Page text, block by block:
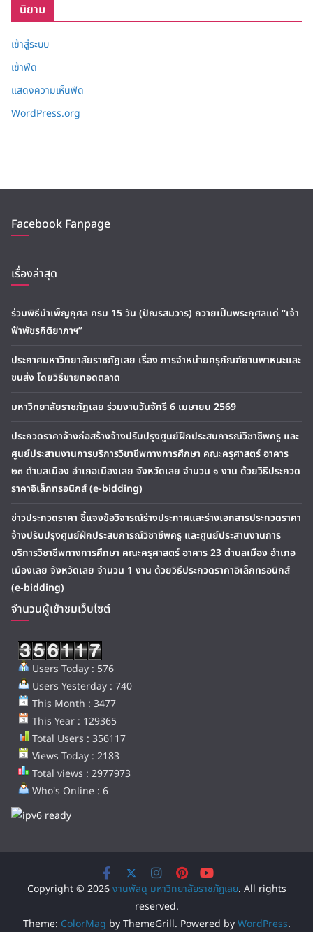
นิยาม
เข้าสู่ระบบ
เข้าฟีด
แสดงความเห็นฟีด
WordPress.org
Facebook Fanpage
เรื่องล่าสุด
ร่วมพิธีบำเพ็ญกุศล ครบ 15 วัน (ปัณรสมวาร) ถวายเป็นพระกุศลแด่ “เจ้า
ฟ้าพัชรกิติยาภาฯ”
ประกาศมหาวิทยาลัยราชภัฏเลย เรื่อง การจำหน่ายครุภัณฑ์ยานพาหนะและ
ขนส่ง โดยวิธีขายทอดตลาด
มหาวิทยาลัยราชภัฏเลย ร่วมงานวันจักรี 6 เมษายน 2569
ประกวดราคาจ้างก่อสร้างจ้างปรับปรุงศูนย์ฝึกประสบการณ์วิชาชีพครู และ
ศูนย์ประสานงานการบริการวิชาชีพทางการศึกษา คณะครุศาสตร์ อาคาร
๒๓ ตำบลเมือง อำเภอเมืองเลย จังหวัดเลย จำนวน ๑ งาน ด้วยวิธีประกวด
ราคาอิเล็กทรอนิกส์ (e-bidding)
ข่าวประกวดราคา ชี้แจงข้อวิจารณ์ร่างประกาศและร่างเอกสารประกวดราคา
จ้างปรับปรุงศูนย์ฝึกประสบการณ์วิชาชีพครู และศูนย์ประสานงานการ
บริการวิชาชีพทางการศึกษา คณะครุศาสตร์ อาคาร 23 ตำบลเมือง อำเภอ
เมืองเลย จังหวัดเลย จำนวน 1 งาน ด้วยวิธีประกวดราคาอิเล็กทรอนิกส์
(e-bidding)
จำนวนผู้เข้าชมเว็บไซต์
Users Today : 576
Users Yesterday : 740
This Month : 3477
This Year : 129365
Total Users : 356117
Views Today : 2183
Total views : 2977973
Who's Online : 6
Copyright © 2026งานพัสดุ มหาวิทยาลัยราชภัฏเลย. All rights
reserved.
Theme: ColorMag by ThemeGrill. Powered byWordPress.